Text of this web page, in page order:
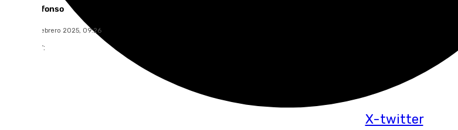
X-twitter
Miguel Alfonso
martes, 11 febrero 2025, 09:26
Compartir: